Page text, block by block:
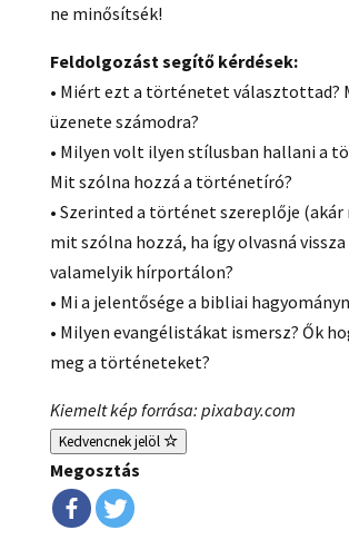
ne minősítsék!
Feldolgozást segítő kérdések:
• Miért ezt a történetet választottad?
üzenete számodra?
• Milyen volt ilyen stílusban hallani a
Mit szólna hozzá a történetíró?
• Szerinted a történet szereplője (akár
mit szólna hozzá, ha így olvasná
valamelyik hírportálon?
• Mi a jelentősége a bibliai
• Milyen evangélistákat ismersz? Ők
meg a történeteket?
Kiemelt kép forrása: pixabay.com
Kedvencnek jelöl
Megosztás